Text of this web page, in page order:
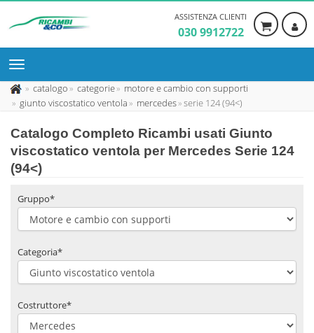
ASSISTENZA CLIENTI
030 9912722
catalogo categorie
motore e cambio con supporti
giunto viscostatico ventola
mercedes serie 124 (94<)
Catalogo Completo Ricambi usati Giunto
viscostatico ventola per Mercedes Serie 124
(94<)
Gruppo*
Categoria*
Costruttore*